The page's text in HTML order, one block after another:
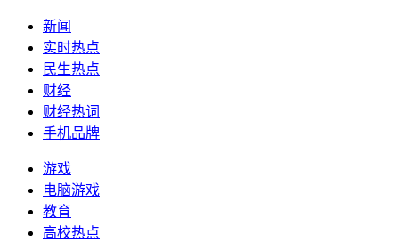
新闻
实时热点
民生热点
财经
财经热词
手机品牌
游戏
电脑游戏
教育
高校热点